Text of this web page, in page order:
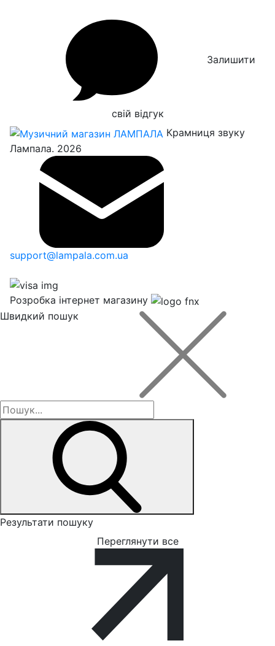
Залишити
свій відгук
Крамниця звуку
Лампала. 2026
support@lampala.com.ua
Розробка інтернет магазину
Швидкий пошук
Результати пошуку
Переглянути все